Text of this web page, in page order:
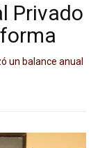
Privado
un balance anual